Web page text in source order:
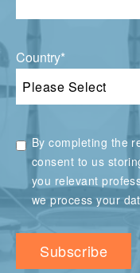
Country*
By completing the
consent to us
you relevant
we process your